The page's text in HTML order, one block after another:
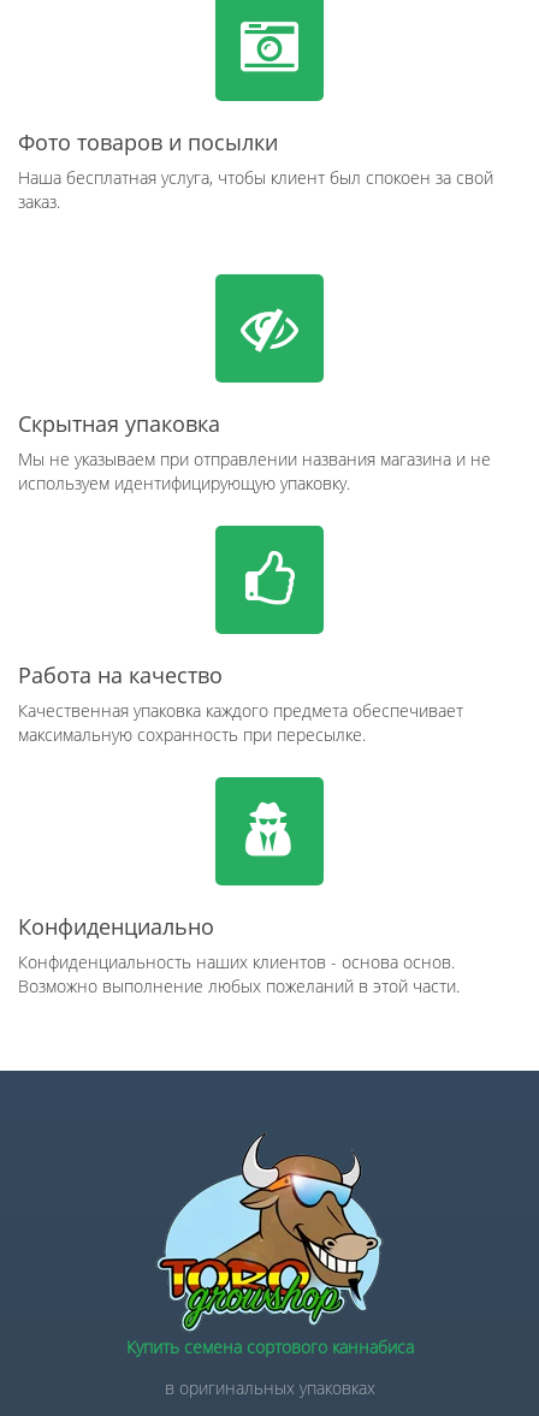
Фото товаров и посылки
Наша бесплатная услуга, чтобы клиент был спокоен за свой
заказ.
Скрытная упаковка
Мы не указываем при отправлении названия магазина и не
используем идентифицирующую упаковку.
Работа на качество
Качественная упаковка каждого предмета обеспечивает
максимальную сохранность при пересылке.
Конфиденциально
Конфиденциальность наших клиентов - основа основ.
Возможно выполнение любых пожеланий в этой части.
Купить семена сортового каннабиса
в оригинальных упаковках